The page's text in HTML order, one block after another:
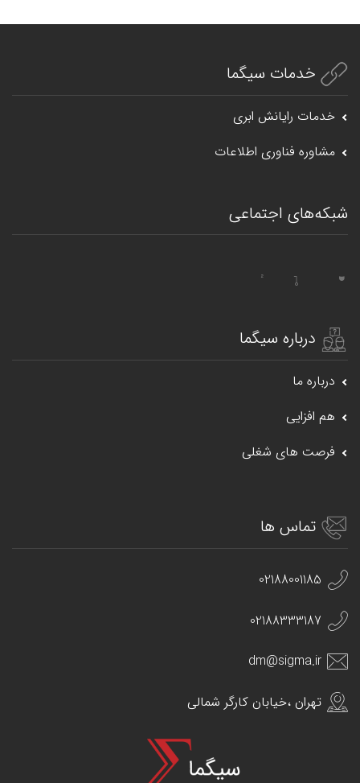
خدمات سیگما
خدمات رایانش ابری
مشاوره فناوری اطلاعات
شبکه‌های اجتماعی
درباره سیگما
درباره ما
هم افزایی
فرصت های شغلی
تماس ها
02188001185
02188333187
dm@sigma.ir
تهران ،خیابان کارگر شمالی